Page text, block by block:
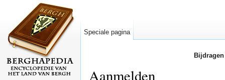
Aanmelden
Speciale pagina